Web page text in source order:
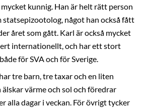
kunnig. Han är helt rätt person
statsepizootolog, något han också fått
året som gått. Karl är också mycket
internationellt, och har ett stort
för SVA och för Sverige.
tre barn, tre taxar och en liten
värme och sol och föredrar
alla dagar i veckan. För övrigt tycker